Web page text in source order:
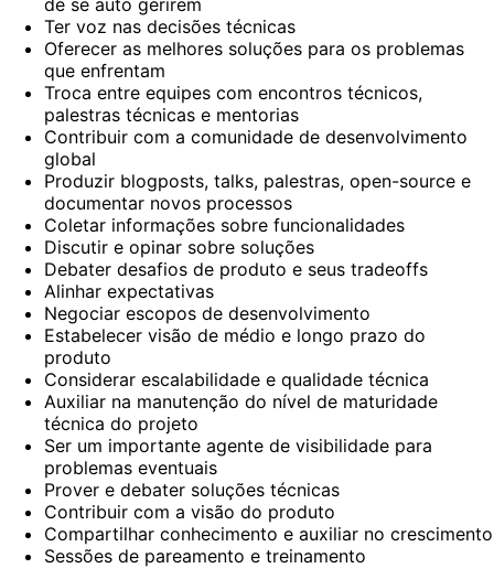
Ter voz nas decisões técnicas
Oferecer as melhores soluções para os problemas
que enfrentam
Troca entre equipes com encontros técnicos,
palestras técnicas e mentorias
Contribuir com a comunidade de desenvolvimento
global
Produzir blogposts, talks, palestras, open-source e
documentar novos processos
Coletar informações sobre funcionalidades
Discutir e opinar sobre soluções
Debater desafios de produto e seus tradeoffs
Alinhar expectativas
Negociar escopos de desenvolvimento
Estabelecer visão de médio e longo prazo do
produto
Considerar escalabilidade e qualidade técnica
Auxiliar na manutenção do nível de maturidade
técnica do projeto
Ser um importante agente de visibilidade para
problemas eventuais
Prover e debater soluções técnicas
Contribuir com a visão do produto
Compartilhar conhecimento e auxiliar no crescimento
Sessões de pareamento e treinamento